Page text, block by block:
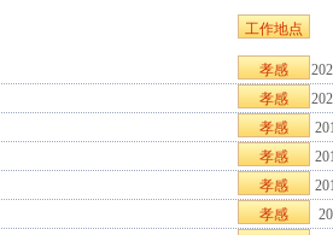
工作地点
孝感
孝感
孝感
孝感
孝感
孝感